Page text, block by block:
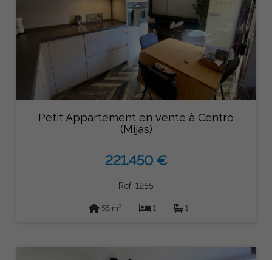
Petit Appartement en vente à Centro
(Mijas)
221.450 €
Ref: 1255
55 m2 1 1